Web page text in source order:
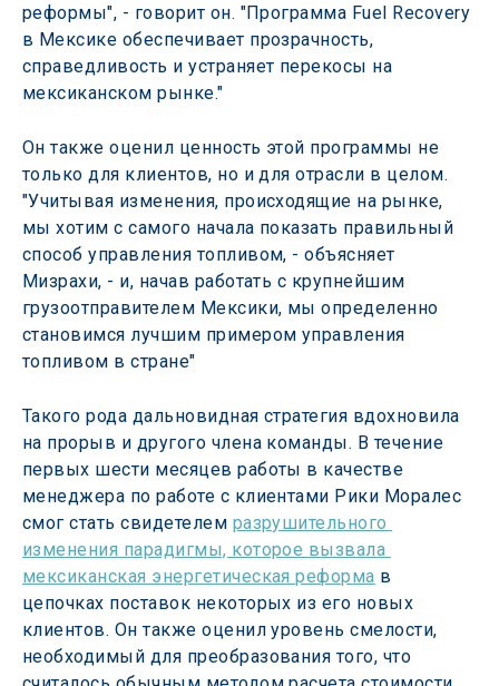
реформы", - говорит он. "Программа Fuel Recovery
в Мексике обеспечивает прозрачность,
справедливость и устраняет перекосы на
мексиканском рынке."
Он также оценил ценность этой программы не
только для клиентов, но и для отрасли в целом.
"Учитывая изменения, происходящие на рынке,
мы хотим с самого начала показать правильный
способ управления топливом, - объясняет
Мизрахи, - и, начав работать с крупнейшим
грузоотправителем Мексики, мы определенно
становимся лучшим примером управления
топливом в стране"
Такого рода дальновидная стратегия вдохновила
на прорыв и другого члена команды. В течение
первых шести месяцев работы в качестве
менеджера по работе с клиентами Рики Моралес
смог стать свидетелем разрушительного
изменения парадигмы, которое вызвала
мексиканская энергетическая реформа в
цепочках поставок некоторых из его новых
клиентов. Он также оценил уровень смелости,
необходимый для преобразования того, что